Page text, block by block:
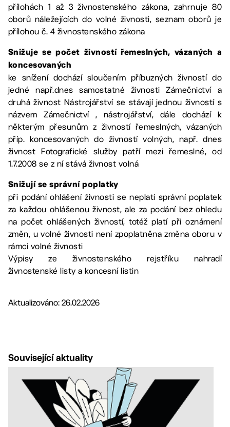
přílohách 1 až 3 živnostenského zákona, zahrnuje 80
oborů náležejících do volné živnosti, seznam oborů je
přílohou č. 4 živnostenského zákona
Snižuje se počet živností řemeslných, vázaných a
koncesovaných
ke snížení dochází sloučením příbuzných živností do
jedné např.dnes samostatné živnosti Zámečnictví a
druhá živnost Nástrojářství se stávají jednou živností s
názvem Zámečnictví , nástrojářství, dále dochází k
některým přesunům z živností řemeslných, vázaných
příp. koncesovaných do živností volných, např. dnes
živnost Fotografické služby patří mezi řemeslné, od
1.7.2008 se z ní stává živnost volná
Snižují se správní poplatky
při podání ohlášení živnosti se neplatí správní poplatek
za každou ohlášenou živnost, ale za podání bez ohledu
na počet ohlášených živností, totéž platí při oznámení
změn, u volné živnosti není zpoplatněna změna oboru v
rámci volné živnosti
Výpisy ze živnostenského rejstříku nahradí
živnostenské listy a koncesní listin
Aktualizováno: 26.02.2026
Související aktuality